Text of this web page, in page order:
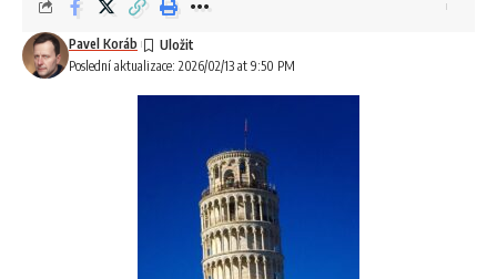
Poslední aktualizace: 2026/02/13 at 9:50 PM
Pavel Koráb